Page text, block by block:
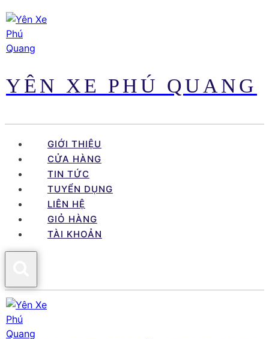
Skip
content
YÊN XE PHÚ QUANG
GIỚI THIỆU
CỬA HÀNG
TIN TỨC
TUYỂN DỤNG
LIÊN HỆ
GIỎ HÀNG
TÀI KHOẢN